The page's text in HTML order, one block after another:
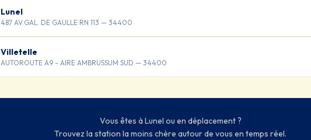
Lunel
487 AV.GAL. DE GAULLE RN 113 — 34400
Villetelle
AUTOROUTE A9 - AIRE AMBRUSSUM SUD — 34400
Vous êtes à Lunel ou en déplacement ?
Trouvez la station la moins chère autour de vous en temps réel.